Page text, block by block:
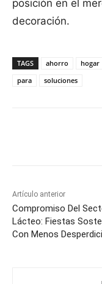
posición en el
decoración.
TAGS ahorro hogar
para
soluciones
Artículo anterior
Compromiso Del
Lácteo: Fiestas
Con Menos